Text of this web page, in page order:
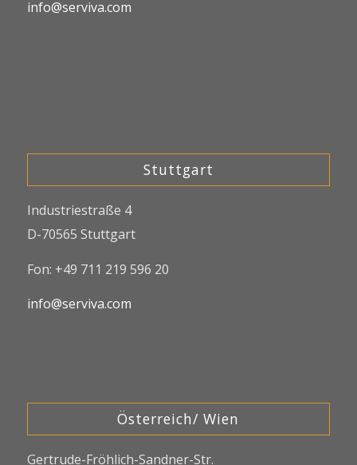
info@serviva.com
Stuttgart
Industriestraße 4
D-70565 Stuttgart
Fon: +49 711 219 596 20
info@serviva.com
Österreich/ Wien
Gertrude-Fröhlich-Sandner-Str.